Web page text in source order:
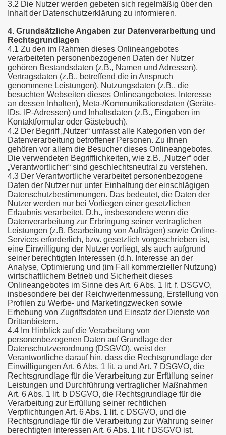
3.2 Die Nutzer werden gebeten sich regelmäßig über den
Inhalt der Datenschutzerklärung zu informieren.
4. Grundsätzliche Angaben zur Datenverarbeitung und
Rechtsgrundlagen
4.1 Zu den im Rahmen dieses Onlineangebotes
verarbeiteten personenbezogenen Daten der Nutzer
gehören Bestandsdaten (z.B., Namen und Adressen),
Vertragsdaten (z.B., betreffend die in Anspruch
genommene Leistungen), Nutzungsdaten (z.B., die
besuchten Webseiten dieses Onlineangebotes, Interesse
an dessen Inhalten), Meta-/Kommunikationsdaten (Geräte-
IDs, IP-Adressen) und Inhaltsdaten (z.B., Eingaben im
Kontaktformular oder Gästebuch).
4.2 Der Begriff „Nutzer“ umfasst alle Kategorien von der
Datenverarbeitung betroffener Personen. Zu ihnen
gehören vor allem die Besucher dieses Onlineangebotes.
Die verwendeten Begrifflichkeiten, wie z.B. „Nutzer“ oder
„Verantwortlicher“ sind geschlechtsneutral zu verstehen.
4.3 Der Verantwortliche verarbeitet personenbezogene
Daten der Nutzer nur unter Einhaltung der einschlägigen
Datenschutzbestimmungen. Das bedeutet, die Daten der
Nutzer werden nur bei Vorliegen einer gesetzlichen
Erlaubnis verarbeitet. D.h., insbesondere wenn die
Datenverarbeitung zur Erbringung seiner vertraglichen
Leistungen (z.B. Bearbeitung von Aufträgen) sowie Online-
Services erforderlich, bzw. gesetzlich vorgeschrieben ist,
eine Einwilligung der Nutzer vorliegt, als auch aufgrund
seiner berechtigten Interessen (d.h. Interesse an der
Analyse, Optimierung und (im Fall kommerzieller Nutzung)
wirtschaftlichem Betrieb und Sicherheit dieses
Onlineangebotes im Sinne des Art. 6 Abs. 1 lit. f. DSGVO,
insbesondere bei der Reichweitenmessung, Erstellung von
Profilen zu Werbe- und Marketingzwecken sowie
Erhebung von Zugriffsdaten und Einsatz der Dienste von
Drittanbietern.
4.4 Im Hinblick auf die Verarbeitung von
personenbezogenen Daten auf Grundlage der
Datenschutzverordnung (DSGVO), weist der
Verantwortliche darauf hin, dass die Rechtsgrundlage der
Einwilligungen Art. 6 Abs. 1 lit. a und Art. 7 DSGVO, die
Rechtsgrundlage für die Verarbeitung zur Erfüllung seiner
Leistungen und Durchführung vertraglicher Maßnahmen
Art. 6 Abs. 1 lit. b DSGVO, die Rechtsgrundlage für die
Verarbeitung zur Erfüllung seiner rechtlichen
Verpflichtungen Art. 6 Abs. 1 lit. c DSGVO, und die
Rechtsgrundlage für die Verarbeitung zur Wahrung seiner
berechtigten Interessen Art. 6 Abs. 1 lit. f DSGVO ist.